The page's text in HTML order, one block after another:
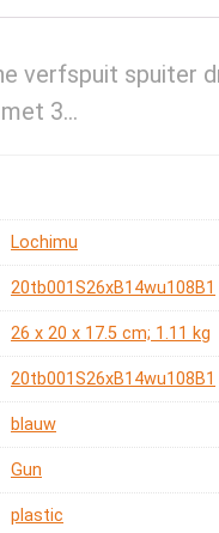
verfspuit spuiter
3…
‎Lochimu
‎20tb001S26xB14wu108B1
‎26 x 20 x 17.5 cm; 1.11 kg
‎20tb001S26xB14wu108B1
‎blauw
‎Gun
‎plastic